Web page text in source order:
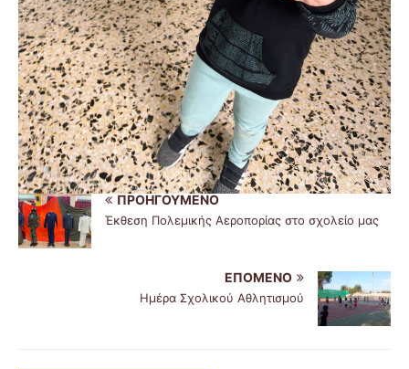
ΠΡΟΗΓΟΎΜΕΝΟ
Έκθεση Πολεμικής Αεροπορίας στο σχολείο μας
ΕΠΌΜΕΝΟ
Ημέρα Σχολικού Αθλητισμού